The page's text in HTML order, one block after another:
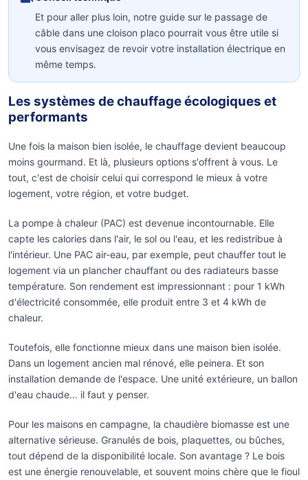
Et pour aller plus loin, notre guide sur le passage de
câble dans une cloison placo pourrait vous être utile si
vous envisagez de revoir votre installation électrique en
même temps.
Les systèmes de chauffage écologiques et
performants
Une fois la maison bien isolée, le chauffage devient beaucoup
moins gourmand. Et là, plusieurs options s'offrent à vous. Le
tout, c'est de choisir celui qui correspond le mieux à votre
logement, votre région, et votre budget.
La pompe à chaleur (PAC) est devenue incontournable. Elle
capte les calories dans l'air, le sol ou l'eau, et les redistribue à
l'intérieur. Une PAC air-eau, par exemple, peut chauffer tout le
logement via un plancher chauffant ou des radiateurs basse
température. Son rendement est impressionnant : pour 1 kWh
d'électricité consommée, elle produit entre 3 et 4 kWh de
chaleur.
Toutefois, elle fonctionne mieux dans une maison bien isolée.
Dans un logement ancien mal rénové, elle peinera. Et son
installation demande de l'espace. Une unité extérieure, un ballon
d'eau chaude… il faut y penser.
Pour les maisons en campagne, la chaudière biomasse est une
alternative sérieuse. Granulés de bois, plaquettes, ou bûches,
tout dépend de la disponibilité locale. Son avantage ? Le bois
est une énergie renouvelable, et souvent moins chère que le fioul